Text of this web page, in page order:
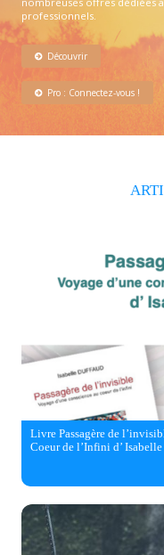
professionnels.
Découvrir
Pro : Connectez-vous !
Livre Passagère de
Coeur de l’Infini d’